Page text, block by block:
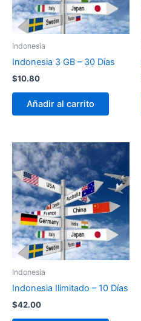
Indonesia
Indonesia 3 GB – 30 Días
$10.80
Añadir al carrito
Indonesia
Indonesia Ilimitado – 10 Días
$42.00